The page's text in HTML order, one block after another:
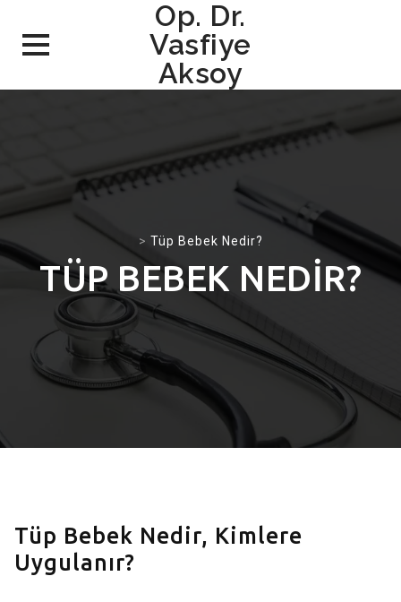
Op. Dr.
Vasfiye
Aksoy
> Tüp Bebek Nedir?
TÜP BEBEK NEDIR?
Tüp Bebek Nedir, Kimlere
Uygulanır?